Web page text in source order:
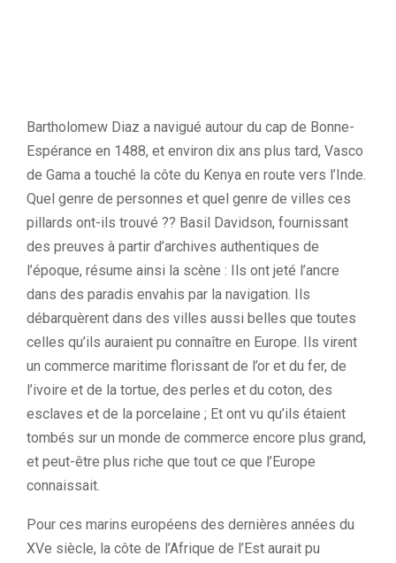
Bartholomew Diaz a navigué autour du cap de Bonne-
Espérance en 1488, et environ dix ans plus tard, Vasco
de Gama a touché la côte du Kenya en route vers l’Inde.
Quel genre de personnes et quel genre de villes ces
pillards ont-ils trouvé ?? Basil Davidson, fournissant
des preuves à partir d’archives authentiques de
l’époque, résume ainsi la scène : Ils ont jeté l’ancre
dans des paradis envahis par la navigation. Ils
débarquèrent dans des villes aussi belles que toutes
celles qu’ils auraient pu connaître en Europe. Ils virent
un commerce maritime florissant de l’or et du fer, de
l’ivoire et de la tortue, des perles et du coton, des
esclaves et de la porcelaine ; Et ont vu qu’ils étaient
tombés sur un monde de commerce encore plus grand,
et peut-être plus riche que tout ce que l’Europe
connaissait.
Pour ces marins européens des dernières années du
XVe siècle, la côte de l’Afrique de l’Est aurait pu